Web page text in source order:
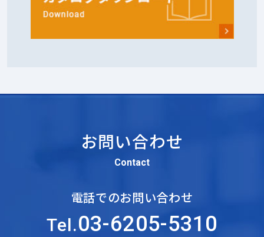
お問い合わせ
Contact
電話でのお問い合わせ
Tel.03-6205-5310